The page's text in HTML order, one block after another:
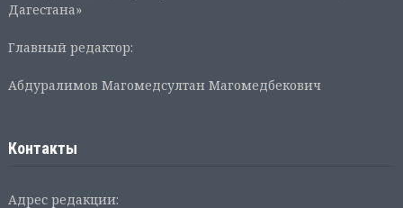
Дагестана»
Главный редактор:
Абдуралимов Магомедсултан Магомедбекович
Контакты
Адрес редакции: